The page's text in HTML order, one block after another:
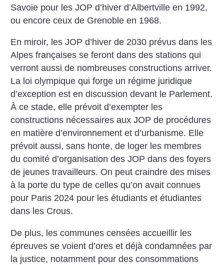
Savoie pour les JOP d’hiver d’Albertville en 1992,
ou encore ceux de ­Grenoble en 1968.
En miroir, les JOP d’hiver de 2030 prévus dans les
Alpes françaises se feront dans des stations qui
verront aussi de nombreuses constructions arriver.
La loi olympique qui forge un régime juridique
d’exception est en discussion devant le Parlement.
À ce stade, elle prévoit d’exempter les
constructions nécessaires aux JOP de procédures
en matière d’environnement et d’urba­nisme. Elle
prévoit aussi, sans honte, de loger les membres
du comité d’organisation des JOP dans des foyers
de jeunes travailleurs. On peut craindre des mises
à la porte du type de celles qu’on avait connues
pour Paris 2024 pour les étudiants et étudiantes
dans les Crous.
De plus, les communes censées accueillir les
épreuves se voient d’ores et déjà condamnées par
la justice, notamment pour des consommations